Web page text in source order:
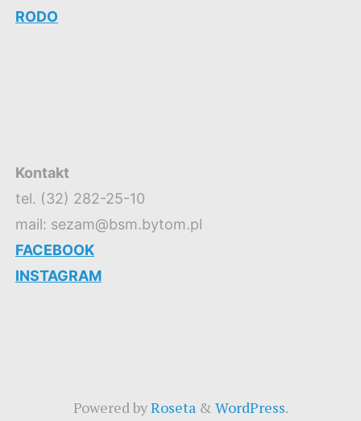
RODO
Kontakt
tel. (32) 282-25-10
mail: sezam@bsm.bytom.pl
FACEBOOK
INSTAGRAM
Powered byRoseta & WordPress.